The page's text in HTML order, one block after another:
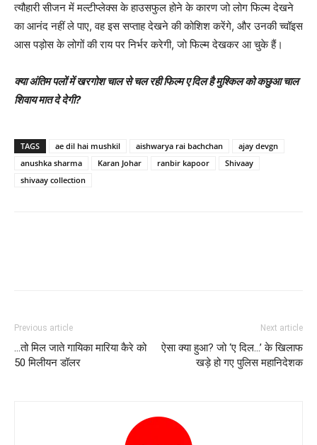
त्‍यौहारी सीजन में मल्‍टीप्‍लेक्‍स के हाउसफुल होने के कारण जो लोग फिल्‍म देखने
का आनंद नहीं ले पाए, वह इस सप्‍ताह देखने की कोशिश करेंगे, और उनकी च्‍वॉइस
आस पड़ोस के लोगों की राय पर निर्भर करेगी, जो फिल्‍म देखकर आ चुके हैं।
क्‍या अंतिम पलों में खरगोश चाल से चल रही फिल्‍म ए दिल है मुश्‍किल को कछुआ चाल
शिवाय मात दे देगी?
TAGS ae dil hai mushkil aishwarya rai bachchan
ajay devgn
anushka sharma
Karan Johar ranbir kapoor
Shivaay
shivaay collection
Previous article
…तो मिल जाते गायिका मारिया कैरे को
50 मिलीयन डॉलर
Next article
ऐसा क्‍या हुआ? जो ‘ए दिल…’ के खिलाफ
खड़े हो गए पुलिस महानिदेशक